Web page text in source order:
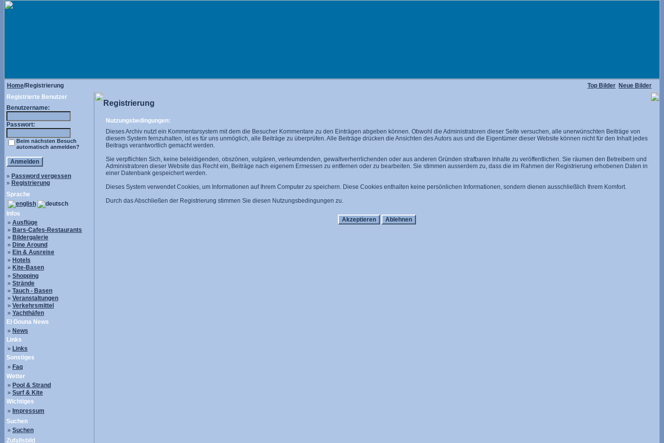
Home/Registrierung Top Bilder Neue Bilder
Registrierte Benutzer
Benutzername:
Passwort:
Beim nächsten Besuch
automatisch anmelden?
» Password vergessen
» Registrierung
Sprache
Infos
» Ausflüge
» Bars-Cafes-Restaurants
» Bildergalerie
» Dine Around
» Ein & Ausreise
» Hotels
» Kite-Basen
» Shopping
» Strände
» Tauch - Basen
» Veranstaltungen
» Verkehrsmittel
» Yachthäfen
El Gouna News
» News
Links
» Links
Sonstiges
» Faq
Wetter
» Pool & Strand
» Surf & Kite
Wichtiges
» Impressum
Suchen
» Suchen
Zufallsbild
Registrierung
Nutzungsbedingungen:
Dieses Archiv nutzt ein Kommentarsystem mit dem die Besucher Kommentare zu den Einträgen abgeben können. Obwohl die Administratoren dieser Seite versuchen, alle unerwünschten Beiträge von
diesem System fernzuhalten, ist es für uns unmöglich, alle Beiträge zu überprüfen. Alle Beiträge drücken die Ansichten des Autors aus und die Eigentümer dieser Website können nicht für den Inhalt jedes
Beitrags verantwortlich gemacht werden.
Sie verpflichten Sich, keine beleidigenden, obszönen, vulgären, verleumdenden, gewaltverherrlichenden oder aus anderen Gründen strafbaren Inhalte zu veröffentlichen. Sie räumen den Betreibern und
Administratoren dieser Website das Recht ein, Beiträge nach eigenem Ermessen zu entfernen oder zu bearbeiten. Sie stimmen ausserdem zu, dass die im Rahmen der Registrierung erhobenen Daten in
einer Datenbank gespeichert werden.
Dieses System verwendet Cookies, um Informationen auf Ihrem Computer zu speichern. Diese Cookies enthalten keine persönlichen Informationen, sondern dienen ausschließlich Ihrem Komfort.
Durch das Abschließen der Registrierung stimmen Sie diesen Nutzungsbedingungen zu.